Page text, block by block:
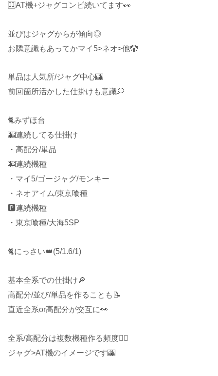
🈁AT機+ジャグコンビ続いてます👀
並びはジャグからが傾向◎
お隣意識もあってかマイ5>ネオ>他🤡
単品は人気所/ジャグ中心🎰
前回箇所活かした仕掛けも意識💭
🐈みずほ台
🎰連続してる仕掛け
・高配分/単品
🎰連続機種
・マイ5/ゴージャグ/モンキー
・ネオアイム/東京喰種
🅿️連続機種
・東京喰種/大海5SP
🐈にっさい👑(5/1.6/1)
基本全系での仕掛け🔎
高配分/並び/単品を作ることも📝
直近全系or高配分が交互に👀
全系/高配分は複数機種作る頻度🙆‍♂️
ジャグ>AT機のイメージです🎰